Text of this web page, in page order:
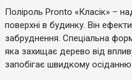
Поліроль Pronto «Класік» –
поверхні в будинку. Він
забруднення. Спеціальна
яка захищає дерево від
запобігає швидкому